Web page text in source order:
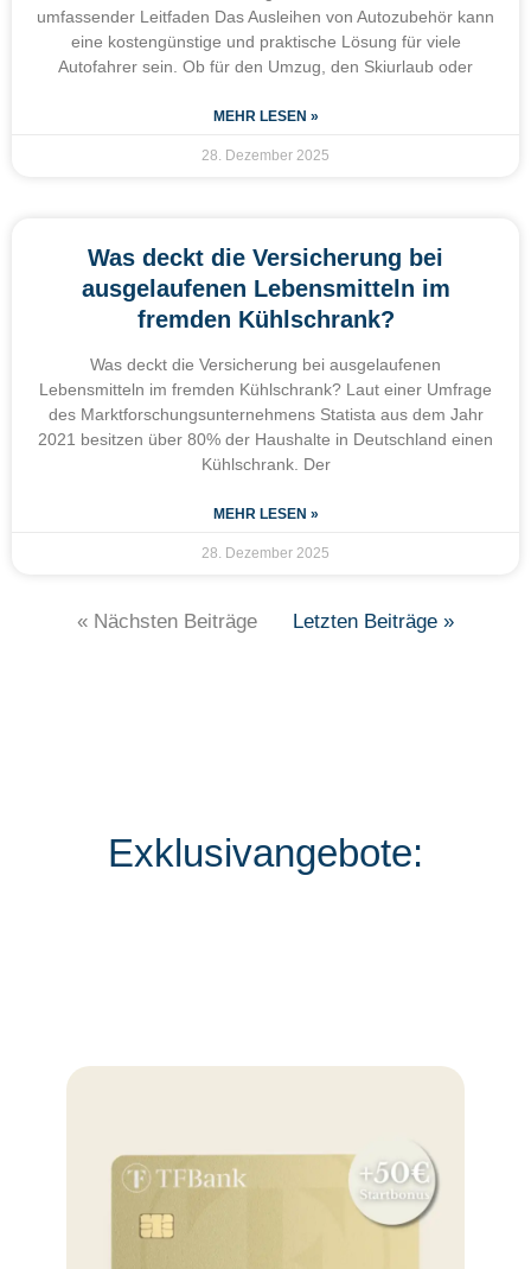
umfassender Leitfaden Das Ausleihen von Autozubehör kann
eine kostengünstige und praktische Lösung für viele
Autofahrer sein. Ob für den Umzug, den Skiurlaub oder
MEHR LESEN »
28. Dezember 2025
Was deckt die Versicherung bei
ausgelaufenen Lebensmitteln im
fremden Kühlschrank?
Was deckt die Versicherung bei ausgelaufenen
Lebensmitteln im fremden Kühlschrank? Laut einer Umfrage
des Marktforschungsunternehmens Statista aus dem Jahr
2021 besitzen über 80% der Haushalte in Deutschland einen
Kühlschrank. Der
MEHR LESEN »
28. Dezember 2025
« Nächsten Beiträge Letzten Beiträge »
Exklusivangebote: